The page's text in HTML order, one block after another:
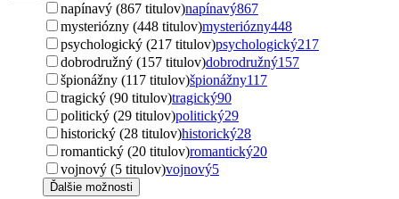
napínavý (867 titulov)napínavý867
mysteriózny (448 titulov)mysteriózny448
psychologický (217 titulov)psychologický217
dobrodružný (157 titulov)dobrodružný157
špionážny (117 titulov)špionážny117
tragický (90 titulov)tragický90
politický (29 titulov)politický29
historický (28 titulov)historický28
romantický (20 titulov)romantický20
vojnový (5 titulov)vojnový5
Ďalšie možnosti